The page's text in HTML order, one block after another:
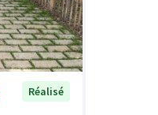
Réalisé